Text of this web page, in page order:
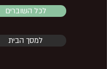
לכל השוברים
למסך הבית